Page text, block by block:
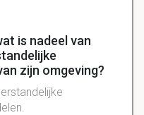
is nadeel van
zijn omgeving?